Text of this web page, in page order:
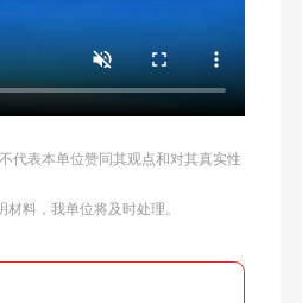
代表本单位赞同其观点和对其真实性
料，我单位将及时处理。